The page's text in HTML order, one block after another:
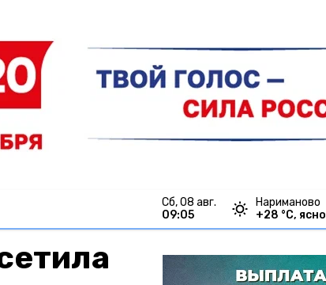
сб, 08 авг.
09:05
Нариманово
+28 °С, ясно